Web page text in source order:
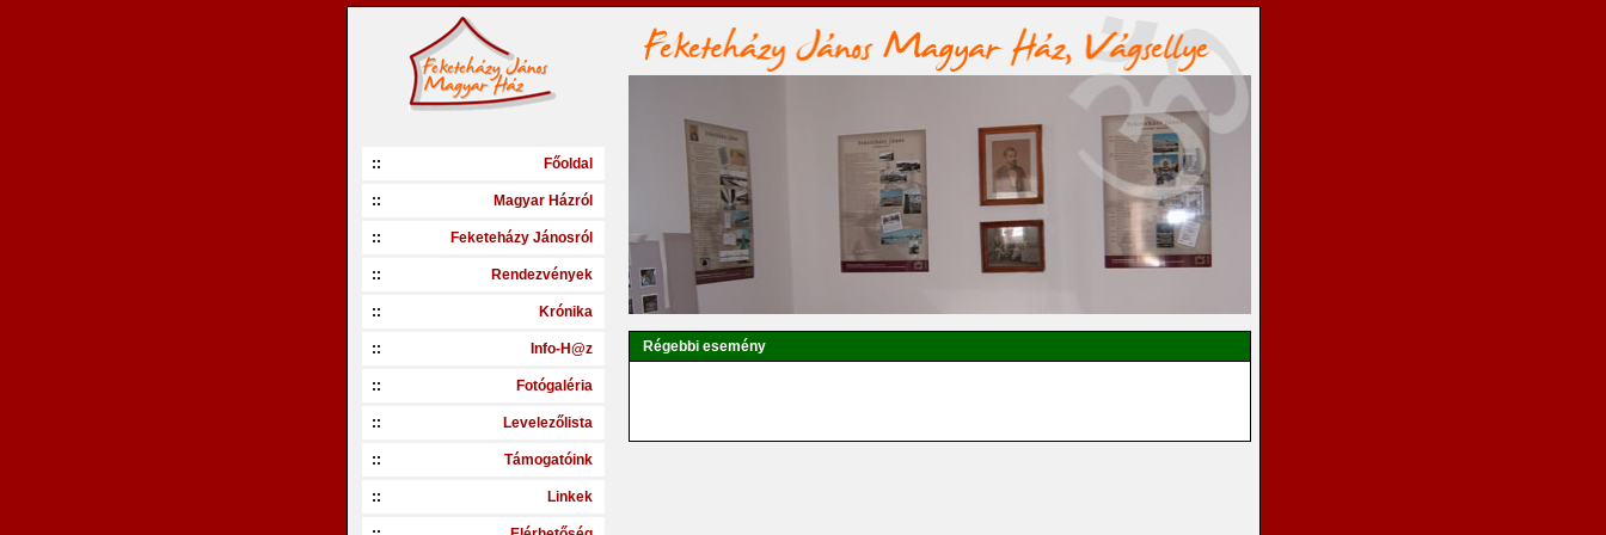
:: Főoldal
:: Magyar Házról
:: Feketeházy Jánosról
:: Rendezvények
:: Krónika
:: Info-H@z
:: Fotógaléria
:: Levelezőlista
:: Támogatóink
:: Linkek
Régebbi esemény